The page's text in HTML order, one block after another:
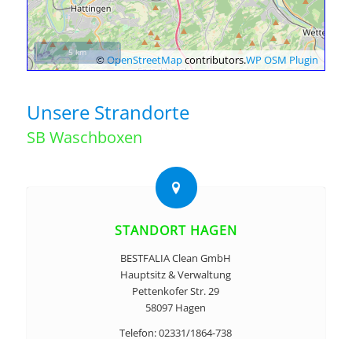
©OpenStreetMapcontributors.WP OSM Plugin
5 km
Unsere Strandorte
SB Waschboxen
STANDORT HAGEN
BESTFALIA Clean GmbH
Hauptsitz & Verwaltung
Pettenkofer Str. 29
58097 Hagen
Telefon: 02331/1864-738